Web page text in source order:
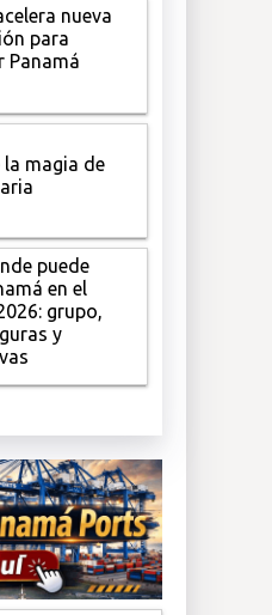
nueva
para
Panamá
la magia de
puede
en el
grupo,
y